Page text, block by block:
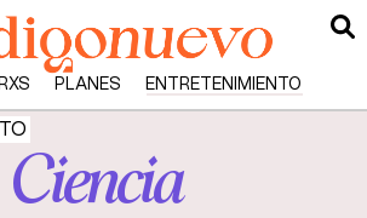
PLANES ENTRETENIMIENTO
Ciencia